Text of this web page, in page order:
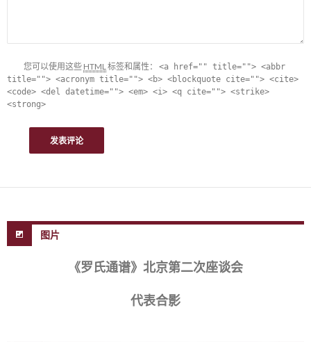
您可以使用这些 HTML标签和属性： <a href="" title=""> <abbr
title=""> <acronym title=""> <b> <blockquote cite=""> <cite>
<code> <del datetime=""> <em> <i> <q cite=""> <strike>
<strong>
图片
《罗氏通谱》北京第二次座谈会
代表合影